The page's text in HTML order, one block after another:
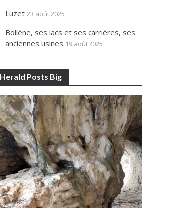
Luzet 23 août 2025
Bollène, ses lacs et ses carrières, ses
anciennes usines 19 août 2025
Herald Posts Big